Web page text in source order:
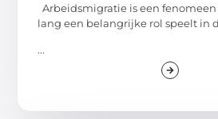
Arbeidsmigratie is een
lang een belangrijke rol speelt in
...